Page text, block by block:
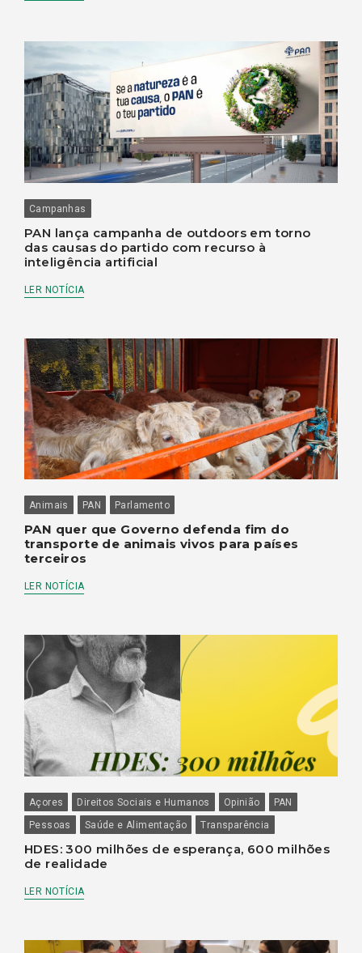
Campanhas
PAN lança campanha de outdoors em torno
das causas do partido com recurso à
inteligência artificial
LER NOTÍCIA
Animais PAN Parlamento
PAN quer que Governo defenda fim do
transporte de animais vivos para países
terceiros
LER NOTÍCIA
Açores Direitos Sociais e Humanos Opinião
PAN
Pessoas
Saúde e Alimentação Transparência
HDES: 300 milhões de esperança, 600 milhões
de realidade
LER NOTÍCIA